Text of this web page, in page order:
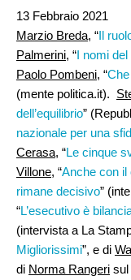
13 Febbraio 2021
Marzio Breda, “Il
Palmerini, “I nomi
Paolo Pombeni, “
(mente politica.it).
dell’equilibrio”
nazionale per una
Cerasa, “Le cinque
Villone, “Anche con il
rimane decisivo”
“L’esecutivo è
(intervista a La
Migliorissimi”, e di
di Norma Rangeri sul